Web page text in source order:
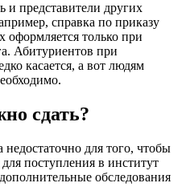
и представители других
справка по приказу
оформляется только при
Абитуриентов при
касается, а вот людям
сдать?
для того, чтобы
поступления в институт
обследования